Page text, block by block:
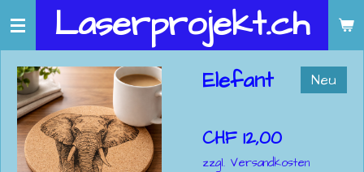
Zum
springen
Laserprojekt.ch
Elefant Neu
CHF 12,00
zzgl. Versandkosten